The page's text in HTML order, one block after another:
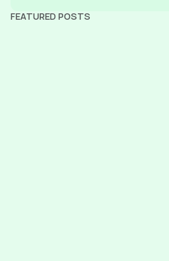
FEATURED POSTS